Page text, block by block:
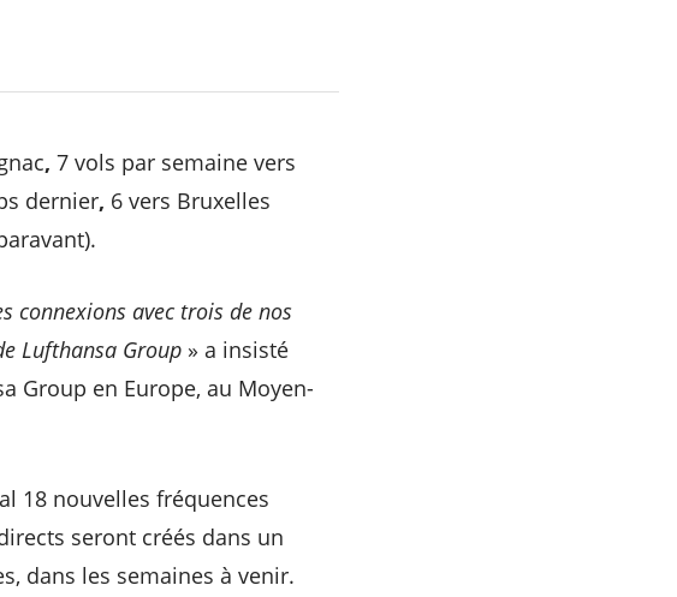
, 7 vols par semaine vers
dernier, 6 vers Bruxelles
connexions avec trois de nos
Lufthansa Group» a insisté
Group en Europe, au Moyen-
18 nouvelles fréquences
seront créés dans un
dans les semaines à venir.